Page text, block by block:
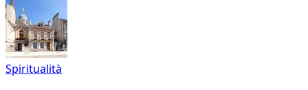
Spiritualità